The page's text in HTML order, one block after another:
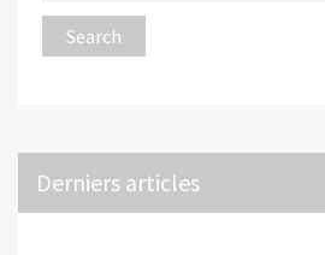
Derniers articles